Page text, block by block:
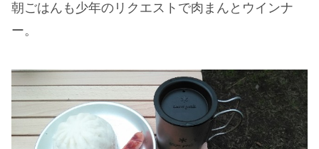
朝ごはんも少年のリクエストで肉まんとウインナ
ー。